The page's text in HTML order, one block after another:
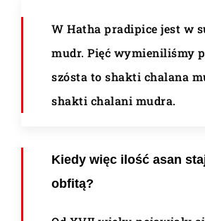
W Hatha pradipice jest w
mudr. Pięć wymieniliśmy
szósta to shakti chalana
shakti chalani mudra.
Kiedy więc ilość asan
obfitą?